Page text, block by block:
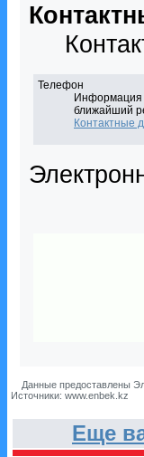
Телефон
Информация
ближайший
Контактные
Данные предоставлены
Источники: www.enbek.kz
Еще